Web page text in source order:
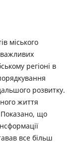
міського
регіоні в
розвитку.
життя
Показано, що
все більш